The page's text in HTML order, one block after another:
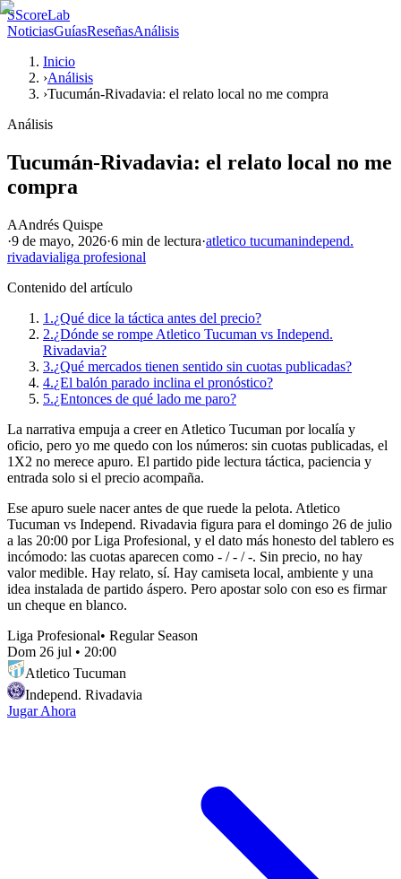
SScoreLab
NoticiasGuíasReseñasAnálisis
Inicio
›Análisis
›Tucumán-Rivadavia: el relato local no me compra
Análisis
Tucumán-Rivadavia: el relato local no me
compra
AAndrés Quispe
·9 de mayo, 2026·6 min de lectura·atletico tucumanindepend.
rivadavialiga profesional
Contenido del artículo
1.¿Qué dice la táctica antes del precio?
2.¿Dónde se rompe Atletico Tucuman vs Independ.
Rivadavia?
3.¿Qué mercados tienen sentido sin cuotas publicadas?
4.¿El balón parado inclina el pronóstico?
5.¿Entonces de qué lado me paro?
La narrativa empuja a creer en Atletico Tucuman por localía y
oficio, pero yo me quedo con los números: sin cuotas publicadas, el
1X2 no merece apuro. El partido pide lectura táctica, paciencia y
entrada solo si el precio acompaña.
Ese apuro suele nacer antes de que ruede la pelota. Atletico
Tucuman vs Independ. Rivadavia figura para el domingo 26 de julio
a las 20:00 por Liga Profesional, y el dato más honesto del tablero es
incómodo: las cuotas aparecen como - / - / -. Sin precio, no hay
valor medible. Hay relato, sí. Hay camiseta local, ambiente y una
idea instalada de partido áspero. Pero apostar solo con eso es firmar
un cheque en blanco.
Liga Profesional• Regular Season
Dom 26 jul • 20:00
Atletico Tucuman
Independ. Rivadavia
Jugar Ahora